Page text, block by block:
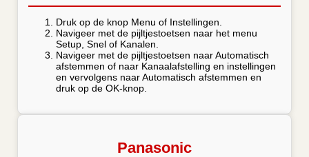
Druk op de knop Menu of Instellingen.
Navigeer met de pijltjestoetsen naar het menu
Setup, Snel of Kanalen.
Navigeer met de pijltjestoetsen naar Automatisch
afstemmen of naar Kanaalafstelling en instellingen
en vervolgens naar Automatisch afstemmen en
druk op de OK-knop.
Panasonic